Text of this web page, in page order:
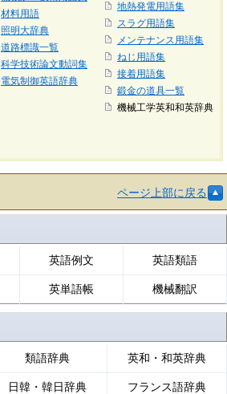
材料用語
照明大辞典
道路標識一覧
科学技術論文動詞集
電気制御英語辞典
地熱発電用語集
スラグ用語集
メンテナンス用語集
ねじ用語集
接着用語集
鍛金の道具一覧
機械工学英和和英辞典
ページ上部に戻る
英語例文 英語類語
英単語帳 機械翻訳
類語辞典 英和・和英辞典
日韓・韓日辞典 フランス語辞典